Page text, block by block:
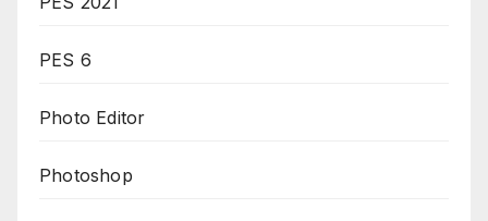
PES 6
Photo Editor
Photoshop